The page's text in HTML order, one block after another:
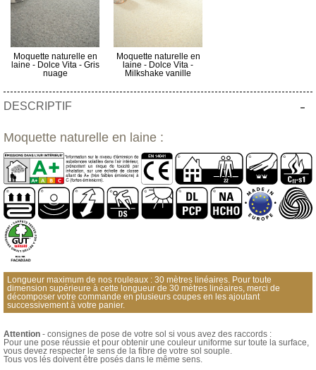
Moquette naturelle en
laine - Dolce Vita - Gris
nuage
Moquette naturelle en
laine - Dolce Vita -
Milkshake vanille
DESCRIPTIF -
Moquette naturelle en laine :
Longueur maximum de nos rouleaux : 30 mètres linéaires. Pour toute
dimension supérieure à cette longueur de 30 mètres linéaires, merci de
décomposer votre commande en plusieurs coupes en les ajoutant
successivement à votre panier.
Attention - consignes de pose de votre sol si vous avez des raccords :
Pour une pose réussie et pour obtenir une couleur uniforme sur toute la surface,
vous devez respecter le sens de la fibre de votre sol souple.
Tous vos lés doivent être posés dans le même sens.